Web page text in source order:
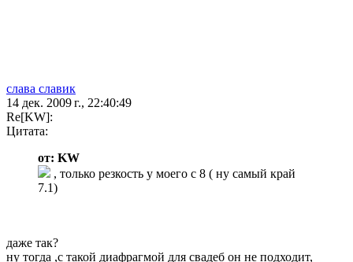
слава славик
14 дек. 2009 г., 22:40:49
Re[KW]:
Цитата:
от: KW
, только резкость у моего с 8 ( ну самый край
7.1)
даже так?
ну тогда ,с такой диафрагмой для свадеб он не подходит,